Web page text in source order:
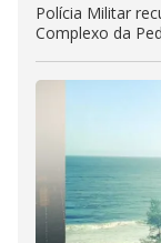
Polícia Militar
Complexo da